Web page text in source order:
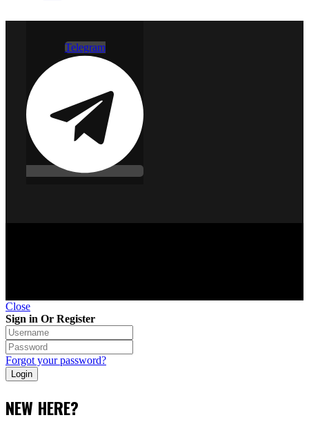
Telegram
Close
Sign in Or Register
Forgot your password?
NEW HERE?